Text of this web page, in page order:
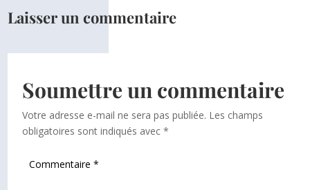
Laisser un commentaire
Soumettre un commentaire
Votre adresse e-mail ne sera pas publiée. Les champs
obligatoires sont indiqués avec*